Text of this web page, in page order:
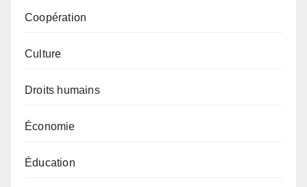
Coopération
Culture
Droits humains
Économie
Éducation